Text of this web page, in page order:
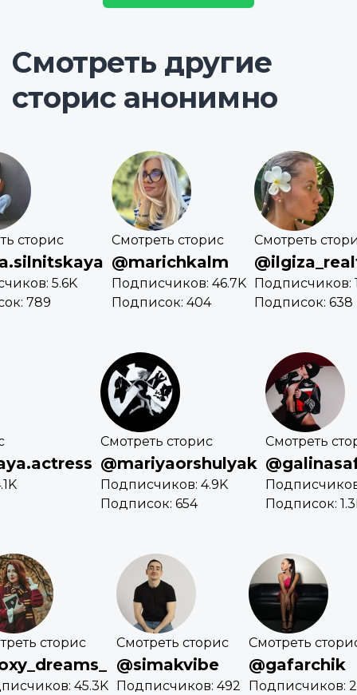
Смотреть другие
сторис анонимно
сторис
5.6K
789
Смотреть сторис
@marichkalm
Подписчиков: 46.7K
Подписок: 404
Смотреть
Подписчиков:
Подписок: 638
Смотреть сторис
@mariyaorshulyak
Подписчиков: 4.9K
Подписок: 654
Смотреть
Подписок:
сторис
45.3K
Смотреть сторис
@simakvibe
Подписчиков: 492
Смотреть
@gafarchik
Подписчиков: